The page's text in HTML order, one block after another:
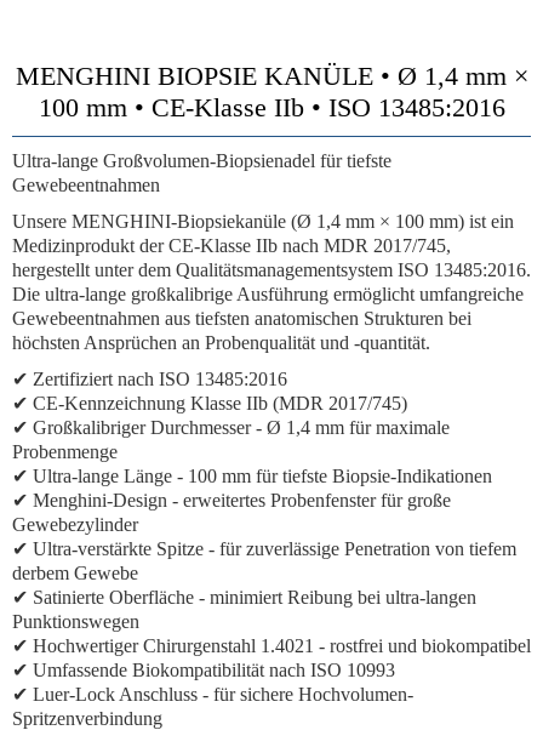
MENGHINI BIOPSIE KANÜLE • Ø 1,4 mm ×
100 mm • CE-Klasse IIb • ISO 13485:2016
Ultra-lange Großvolumen-Biopsienadel für tiefste
Gewebeentnahmen
Unsere MENGHINI-Biopsiekanüle (Ø 1,4 mm × 100 mm) ist ein
Medizinprodukt derCE-Klasse IIb nach MDR 2017/745,
hergestellt unter dem Qualitätsmanagementsystem ISO 13485:2016.
Die ultra-lange großkalibrige Ausführung ermöglicht umfangreiche
Gewebeentnahmen aus tiefsten anatomischen Strukturen bei
höchsten Ansprüchen an Probenqualität und -quantität.
✔ Zertifiziert nach ISO 13485:2016
✔ CE-Kennzeichnung Klasse IIb (MDR 2017/745)
✔ Großkalibriger Durchmesser- Ø 1,4 mm für maximale
Probenmenge
✔ Ultra-lange Länge - 100 mm für tiefste Biopsie-Indikationen
✔ Menghini-Design - erweitertes Probenfenster für große
Gewebezylinder
✔ Ultra-verstärkte Spitze - für zuverlässige Penetration von tiefem
derbem Gewebe
✔ Satinierte Oberfläche - minimiert Reibung bei ultra-langen
Punktionswegen
✔ Hochwertiger Chirurgenstahl 1.4021 - rostfrei und biokompatibel
✔ Umfassende Biokompatibilität nach ISO 10993
✔ Luer-Lock Anschluss - für sichere Hochvolumen-
Spritzenverbindung